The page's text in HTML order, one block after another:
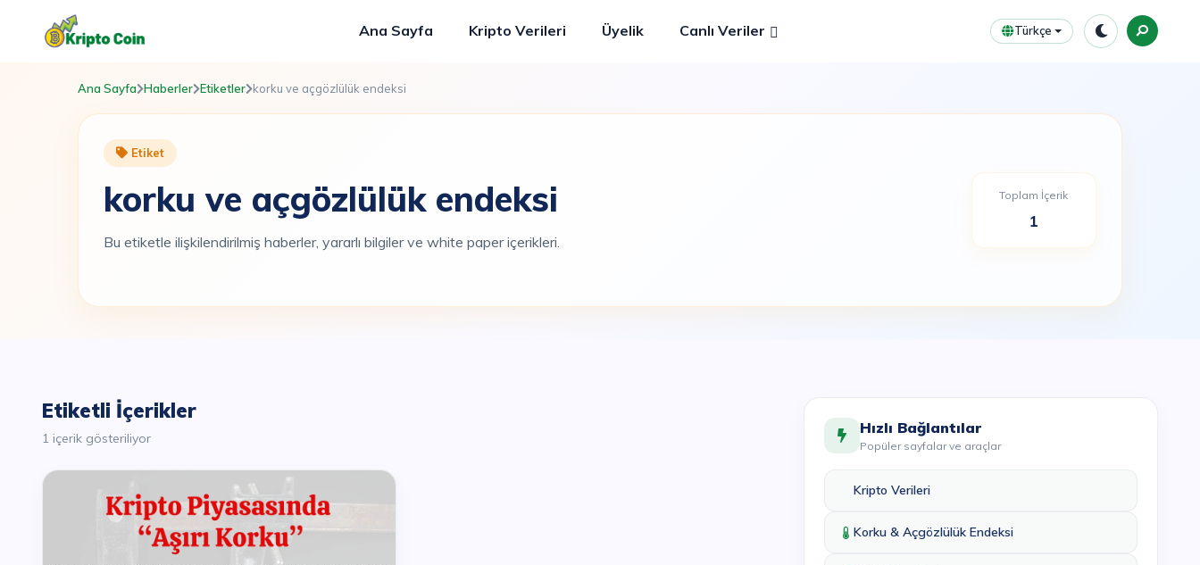
Ana Sayfa Kripto Verileri Üyelik Canlı Veriler Türkçe
Ana Sayfa Haberler Etiketler korku ve açgözlülük endeksi
Etiket
korku ve açgözlülük endeksi
Bu etiketle ilişkilendirilmiş haberler, yararlı bilgiler ve white paper içerikleri.
Toplam İçerik
1
Etiketli İçerikler
1 içerik gösteriliyor
Hızlı Bağlantılar
Popüler sayfalar ve araçlar
Kripto Verileri
Korku & Açgözlülük Endeksi